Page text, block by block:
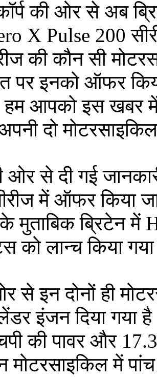
की ओर से अब
X Pulse 200
की कौन सी
पर इनको ऑफर
आपको इस खबर में
दो
ओर से दी गई
में ऑफर किया
के मुताबिक ब्रिटेन
को लान्च किया
से इन दोनों ही
इंजन दिया गया
की पावर और
मोटरसाइकिल में